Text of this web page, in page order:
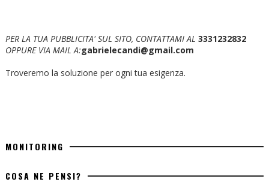
PER LA TUA PUBBLICITA' SUL SITO, CONTATTAMI AL 3331232832
OPPURE VIA MAIL A:gabrielecandi@gmail.com
Troveremo la soluzione per ogni tua esigenza.
MONITORING
COSA NE PENSI?